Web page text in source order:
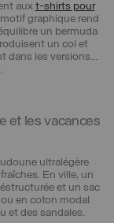
aux t-shirts pour
graphique rend
un bermuda
un col et
dans les versions
et les vacances
ultralégère
En ville, un
et un sac
en coton modal
et des sandales.